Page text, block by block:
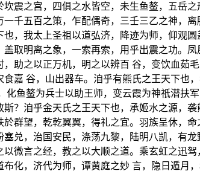
震之宫，四俱之水皆空，未生鱼鳌，五岳
千五百之策，乍配偶奇，三壬三乙之神，
，我太上圣祖以道弘济，降迹为师，仰观
取明离之象，一索再索，用乎出震之功。
助之以正万机，明之以辨百 谷，变饮血茹
嘉 谷，山出器车。洎乎有熊氏之王天下
化鱼鳌为兵士以助王师，变云霞为神祇潜扶
？洎乎金天氏之王天下也，承姬水之源，
群望，乾乾翼翼，得礼之宜。羽族呈休，
兑，治国安民，涤荡九黎，陆明八凯，有
微言之经，教之以大顺之道。乘玄虹之迅
化，济代为师，谭黄庭之妙 言，隐日遁